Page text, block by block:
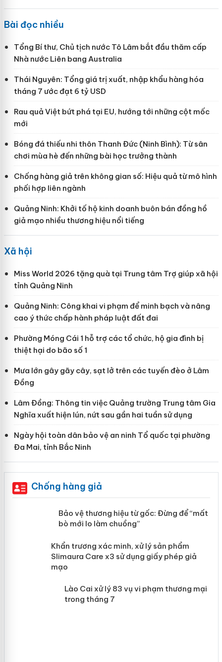
Bài đọc nhiều
Tổng Bí thư, Chủ tịch nước Tô Lâm bắt đầu thăm cấp
Nhà nước Liên bang Australia
Thái Nguyên: Tổng giá trị xuất, nhập khẩu hàng hóa
tháng 7 ước đạt 6 tỷ USD
Rau quả Việt bứt phá tại EU, hướng tới những cột mốc
mới
Bóng đá thiếu nhi thôn Thanh Đức (Ninh Bình): Từ sân
chơi mùa hè đến những bài học trưởng thành
Chống hàng giả trên không gian số: Hiệu quả từ mô hình
phối hợp liên ngành
Quảng Ninh: Khởi tố hộ kinh doanh buôn bán đồng hồ
giả mạo nhiều thương hiệu nổi tiếng
Xã hội
Miss World 2026 tặng quà tại Trung tâm Trợ giúp xã hội
tỉnh Quảng Ninh
Quảng Ninh: Công khai vi phạm để minh bạch và nâng
cao ý thức chấp hành pháp luật đất đai
Phường Móng Cái 1 hỗ trợ các tổ chức, hộ gia đình bị
thiệt hại do bão số 1
Mưa lớn gây gãy cây, sạt lở trên các tuyến đèo ở Lâm
Đồng
Lâm Đồng: Thông tin việc Quảng trường Trung tâm Gia
Nghĩa xuất hiện lún, nứt sau gần hai tuần sử dụng
Ngày hội toàn dân bảo vệ an ninh Tổ quốc tại phường
Đa Mai, tỉnh Bắc Ninh
Chống hàng giả
Bảo vệ thương hiệu từ gốc: Đừng để
“mất bò mới lo làm chuồng”
Slimaura Care x3 sử dụng giấy phép
giả mạo